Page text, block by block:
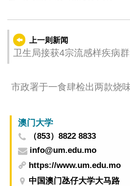
上一则新闻
卫生局接获4宗流感样疾病
市政署于一食肆检出两款烧
澳门大学
（853）8822 8833
info@um.edu.mo
https://www.um.edu.mo
中国澳门氹仔大学大马路